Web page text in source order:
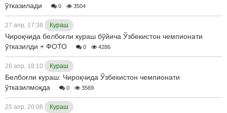
ўтказилади
0 3504
27 апр, 17:38 Кураш
Чироқчида белбоғли кураш бўйича Ўзбекистон чемпионати
ўтказилди + ФОТО
0 4286
26 апр, 18:10 Кураш
Белбоғли кураш: Чироқчида Ўзбекистон чемпионати
ўтказилмоқда
0 3569
25 апр, 20:06 Кураш